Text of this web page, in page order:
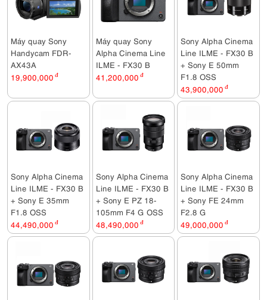
Máy quay Sony
Handycam FDR-
AX43A
19,900,000 đ
Máy quay Sony
Alpha Cinema Line
ILME - FX30 B
41,200,000 đ
Sony Alpha Cinema
Line ILME - FX30 B
+ Sony E 50mm
F1.8 OSS
43,900,000 đ
Sony Alpha Cinema
Line ILME - FX30 B
+ Sony E 35mm
F1.8 OSS
44,490,000 đ
Sony Alpha Cinema
Line ILME - FX30 B
+ Sony E PZ 18-
105mm F4 G OSS
48,490,000 đ
Sony Alpha Cinema
Line ILME - FX30 B
+ Sony FE 24mm
F2.8 G
49,000,000 đ